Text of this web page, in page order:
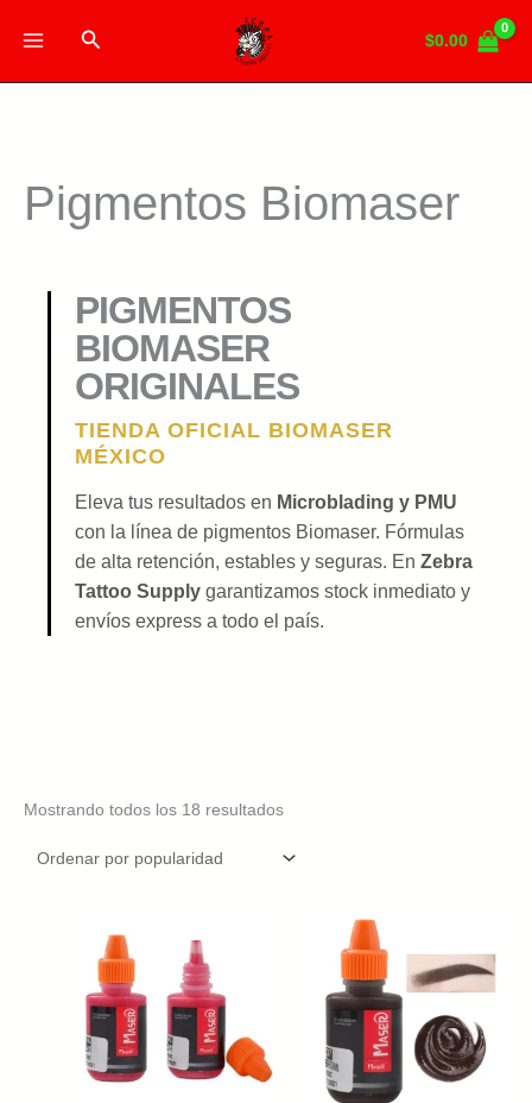
Buscar $0.00
Pigmentos Biomaser
PIGMENTOS
BIOMASER
ORIGINALES
TIENDA OFICIAL BIOMASER
MÉXICO
Eleva tus resultados en Microblading y PMU
con la línea de pigmentos Biomaser. Fórmulas
de alta retención, estables y seguras. En Zebra
Tattoo Supply garantizamos stock inmediato y
envíos express a todo el país.
Mostrando todos los 18 resultadosSorted
popularity